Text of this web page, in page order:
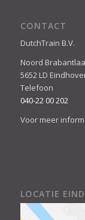
CONTACT
DutchTrain B.V.
Noord
5652 LD
Telefoon
040-22 00 202
Voor meer
LOCATIE